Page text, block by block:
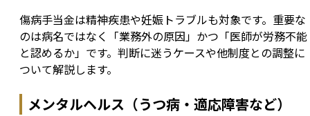
傷病手当金は精神疾患や妊娠トラブルも対象です。重要な
のは病名ではなく「業務外の原因」かつ「医師が労務不能
と認めるか」です。判断に迷うケースや他制度との調整に
ついて解説します。
メンタルヘルス（うつ病・適応障害など）